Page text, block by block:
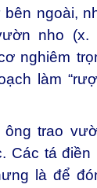
bên ngoài,
nho (x.
nghiêm
làm
ông trao
Các tá
là để